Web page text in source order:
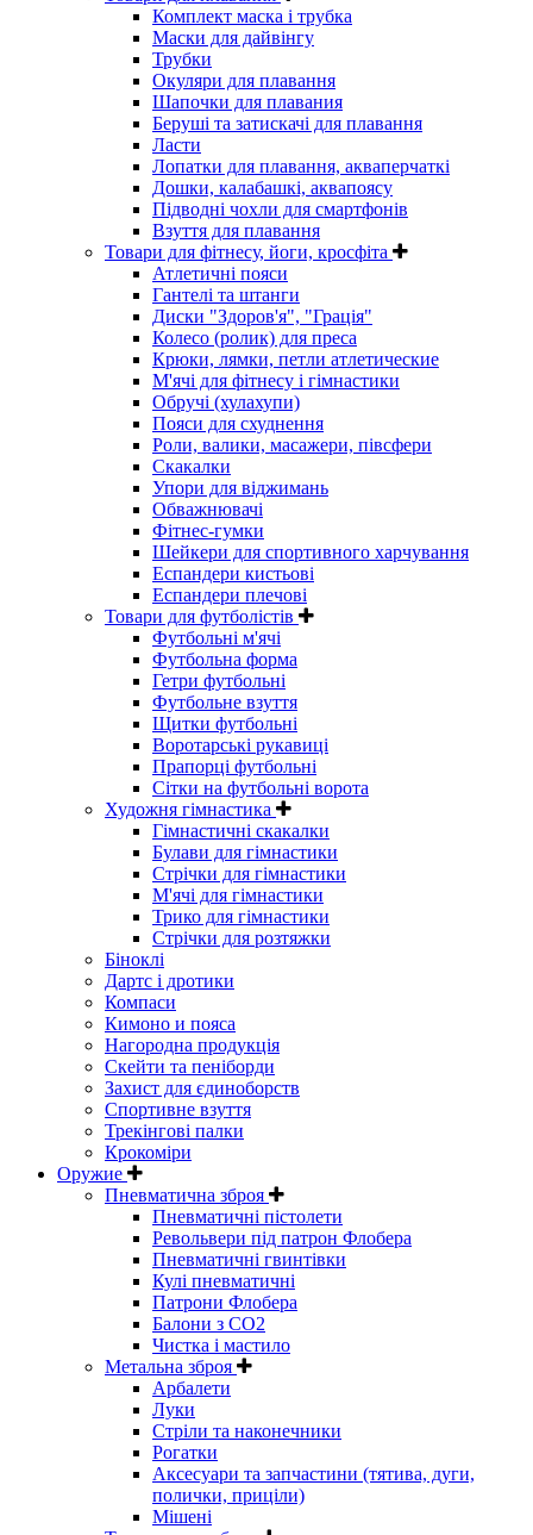
Комплект маска і трубка
Маски для дайвінгу
Трубки
Окуляри для плавання
Шапочки для плавания
Беруші та затискачі для плавання
Ласти
Лопатки для плавання, акваперчаткі
Дошки, калабашкі, аквапоясу
Підводні чохли для смартфонів
Взуття для плавання
Товари для фітнесу, йоги, кросфіта
Атлетичні пояси
Гантелі та штанги
Диски "Здоров'я", "Грація"
Колесо (ролик) для преса
Крюки, лямки, петли атлетические
М'ячі для фітнесу і гімнастики
Обручі (хулахупи)
Пояси для схуднення
Роли, валики, масажери, півсфери
Скакалки
Упори для віджимань
Обважнювачі
Фітнес-гумки
Шейкери для спортивного харчування
Еспандери кистьові
Еспандери плечові
Товари для футболістів
Футбольні м'ячі
Футбольна форма
Гетри футбольні
Футбольне взуття
Щитки футбольні
Воротарські рукавиці
Прапорці футбольні
Сітки на футбольні ворота
Художня гімнастика
Гімнастичні скакалки
Булави для гімнастики
Стрічки для гімнастики
М'ячі для гімнастики
Трико для гімнастики
Стрічки для розтяжки
Біноклі
Дартс і дротики
Компаси
Кимоно и пояса
Нагородна продукція
Скейти та пеніборди
Захист для єдиноборств
Спортивне взуття
Трекінгові палки
Крокоміри
Оружие
Пневматична зброя
Пневматичні пістолети
Револьвери під патрон Флобера
Пневматичні гвинтівки
Кулі пневматичні
Патрони Флобера
Балони з CO2
Чистка і мастило
Метальна зброя
Арбалети
Луки
Стріли та наконечники
Рогатки
Аксесуари та запчастини (тятива, дуги,
полички, приціли)
Мішені